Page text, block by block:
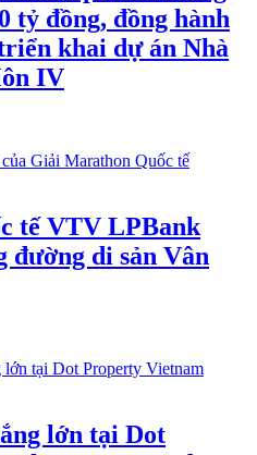
tỷ đồng, đồng hành
khai dự án Nhà
IV
tế VTV LPBank
đường di sản Vân
lớn tại Dot